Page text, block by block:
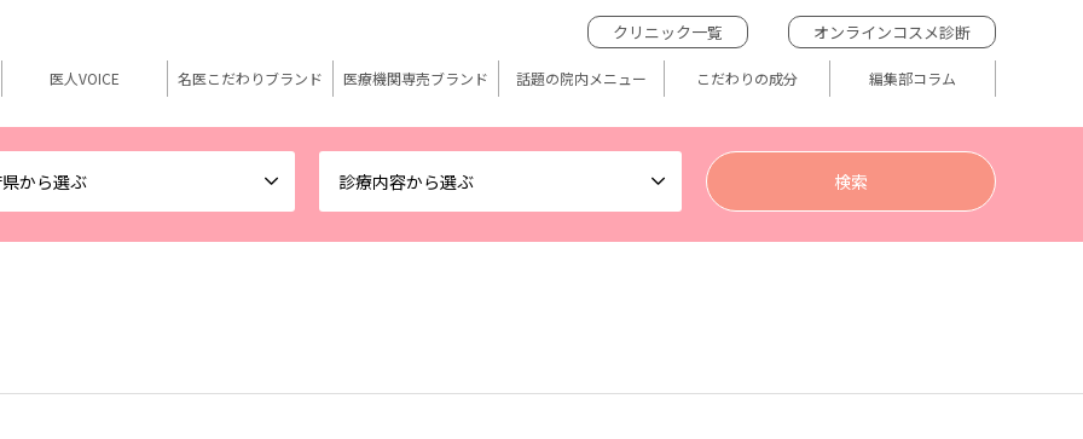
から選ぶ 診療内容から選ぶ
クリニック一覧 オンラインコスメ診断
医人VOICE 名医こだわりブランド 医療機関専売ブランド 話題の院内メニュー こだわりの成分 編集部コラム